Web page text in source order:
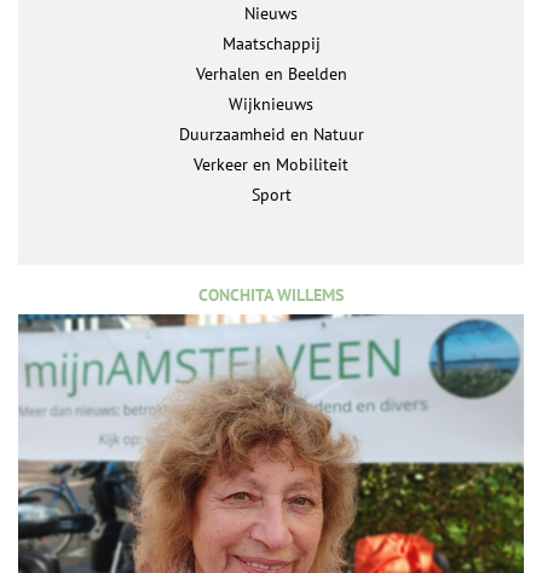
Nieuws
Maatschappij
Verhalen en Beelden
Wijknieuws
Duurzaamheid en Natuur
Verkeer en Mobiliteit
Sport
CONCHITA WILLEMS